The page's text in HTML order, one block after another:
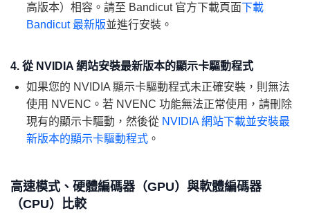
高版本）相容。請至 Bandicut 官方下載頁面下載
Bandicut 最新版並進行安裝。
4. 從 NVIDIA 網站安裝最新版本的顯示卡驅動程式
如果您的 NVIDIA 顯示卡驅動程式未正確安裝，則無法
使用 NVENC。若 NVENC 功能無法正常使用，請刪除
現有的顯示卡驅動，然後從 NVIDIA 網站下載並安裝最
新版本的顯示卡驅動程式 。
高速模式、硬體編碼器（GPU）與軟體編碼器
（CPU）比較